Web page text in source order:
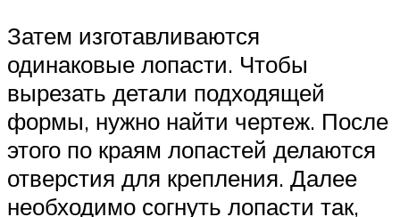
Затем изготавливаются
одинаковые лопасти. Чтобы
вырезать детали подходящей
формы, нужно найти чертеж. После
этого по краям лопастей делаются
отверстия для крепления. Далее
необходимо согнуть лопасти так,